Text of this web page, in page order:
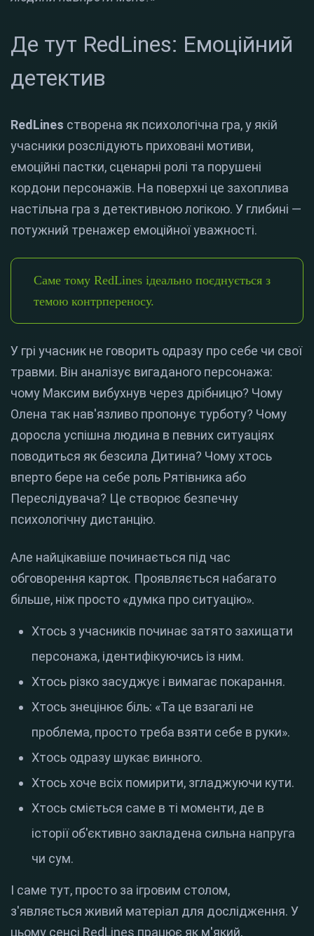
Де тут RedLines: Емоційний
детектив
RedLines створена як психологічна гра, у якій
учасники розслідують приховані мотиви,
емоційні пастки, сценарні ролі та порушені
кордони персонажів. На поверхні це захоплива
настільна гра з детективною логікою. У глибині —
потужний тренажер емоційної уважності.
Саме тому RedLines ідеально поєднується з
темою контрпереносу.
У грі учасник не говорить одразу про себе чи свої
травми. Він аналізує вигаданого персонажа:
чому Максим вибухнув через дрібницю? Чому
Олена так нав'язливо пропонує турботу? Чому
доросла успішна людина в певних ситуаціях
поводиться як безсила Дитина? Чому хтось
вперто бере на себе роль Рятівника або
Переслідувача? Це створює безпечну
психологічну дистанцію.
Але найцікавіше починається під час
обговорення карток. Проявляється набагато
більше, ніж просто «думка про ситуацію».
Хтось з учасників починає затято захищати
персонажа, ідентифікуючись із ним.
Хтось різко засуджує і вимагає покарання.
Хтось знецінює біль: «Та це взагалі не
проблема, просто треба взяти себе в руки».
Хтось одразу шукає винного.
Хтось хоче всіх помирити, згладжуючи кути.
Хтось сміється саме в ті моменти, де в
історії об'єктивно закладена сильна напруга
чи сум.
І саме тут, просто за ігровим столом,
з'являється живий матеріал для дослідження. У
цьому сенсі RedLines працює як м'який,